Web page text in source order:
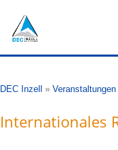
DEC Inzell » Veranstaltungen
Internationales